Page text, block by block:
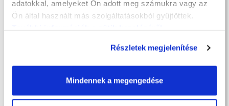
adatokkal, amelyeket Ön adott meg számukra vagy az
Ön által használt más szolgáltatásokból gyűjtöttek.
Részletek megjelenítése
Mindennek a megengedése
iskolaigazgató, Béri Balogh Ádám
Honvéd Középiskola (Győr)
kötöttfogású-birkózó világbajnok,
társadalmi alelnök, Győri Dózsa (Győr)
2006